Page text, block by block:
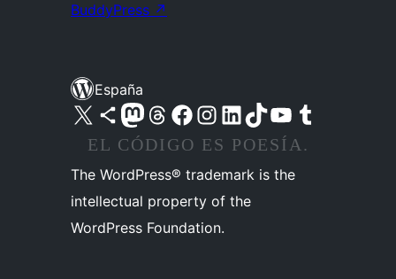
BuddyPress ↗
España
Visita nuestra cuenta de X (anteriormente Twitter)
Visita nuestra cuenta de Bluesky
Visita nuestra cuenta de Mastodon
Visita nuestra cuenta de Threads
Visita nuestra página de Facebook
Visita nuestra cuenta de Instagram
Visita nuestra cuenta de LinkedIn
Visita nuestra cuenta de TikTok
Visita nuestro canal de YouTube
Visita nuestra cuenta de Tumblr
EL CÓDIGO ES POESÍA.
The WordPress® trademark is the
intellectual property of the
WordPress Foundation.